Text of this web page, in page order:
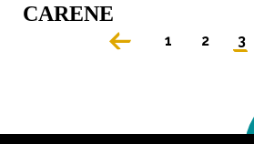
CARENE
1 2 3